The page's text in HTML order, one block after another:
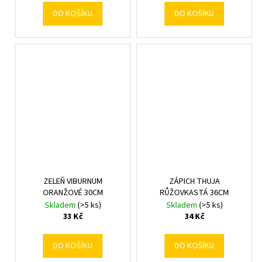
DO KOŠÍKU DO KOŠÍKU
ZELEŇ VIBURNUM
ORANŽOVÉ 30CM
Skladem (>5 ks)
33 Kč
DO KOŠÍKU
ZÁPICH THUJA
RŮŽOVKASTÁ 36CM
Skladem (>5 ks)
34 Kč
DO KOŠÍKU